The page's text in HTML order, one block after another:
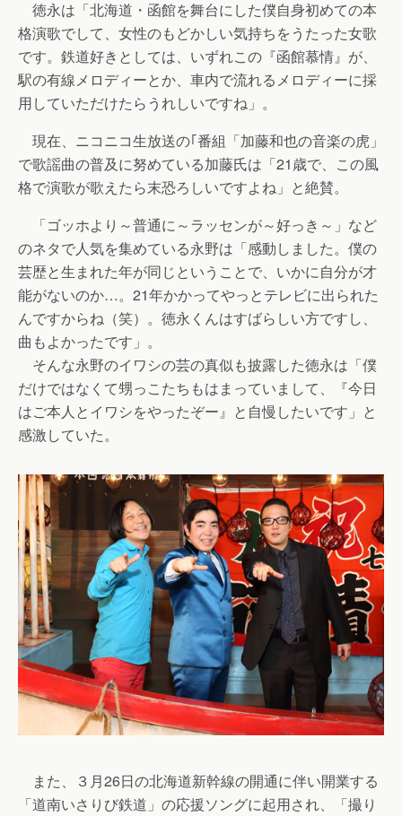
徳永は「北海道・函館を舞台にした僕自身初めての本
格演歌でして、女性のもどかしい気持ちをうたった女歌
です。鉄道好きとしては、いずれこの『函館慕情』が、
駅の有線メロディーとか、車内で流れるメロディーに採
用していただけたらうれしいですね」。
現在、ニコニコ生放送の｢番組「加藤和也の音楽の虎」
で歌謡曲の普及に努めている加藤氏は「21歳で、この風
格で演歌が歌えたら末恐ろしいですよね」と絶賛。
「ゴッホより～普通に～ラッセンが～好っき～」など
のネタで人気を集めている永野は「感動しました。僕の
芸歴と生まれた年が同じということで、いかに自分が才
能がないのか…。21年かかってやっとテレビに出られた
んですからね（笑）。徳永くんはすばらしい方ですし、
曲もよかったです」。
そんな永野のイワシの芸の真似も披露した徳永は「僕
だけではなくて甥っこたちもはまっていまして、『今日
はご本人とイワシをやったぞー』と自慢したいです」と
感激していた。
また、３月26日の北海道新幹線の開通に伴い開業する
「道南いさりび鉄道」の応援ソングに起用され、「撮り